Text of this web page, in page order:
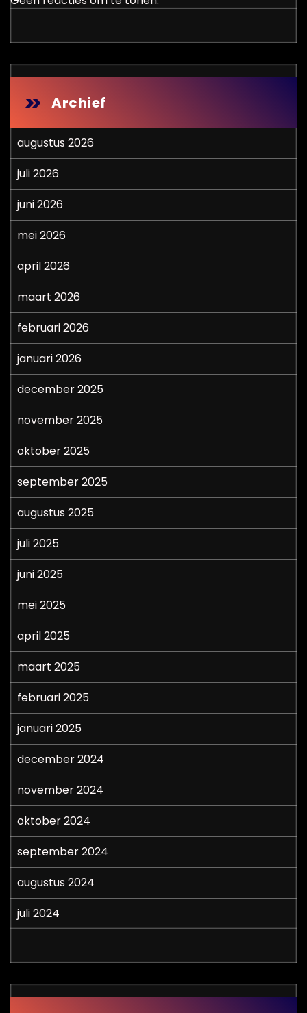
Archief
augustus 2026
juli 2026
juni 2026
mei 2026
april 2026
maart 2026
februari 2026
januari 2026
december 2025
november 2025
oktober 2025
september 2025
augustus 2025
juli 2025
juni 2025
mei 2025
april 2025
maart 2025
februari 2025
januari 2025
december 2024
november 2024
oktober 2024
september 2024
augustus 2024
juli 2024